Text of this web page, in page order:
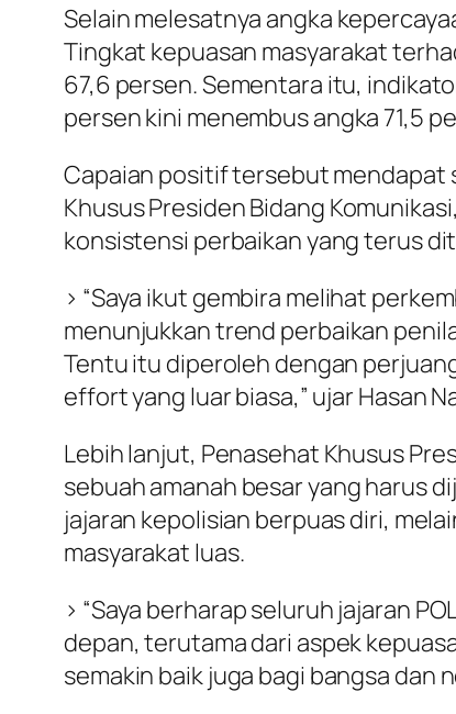
Selain melesatnya angka
Tingkat kepuasan masyarakat
67,6 persen. Sementara itu,
persen kini menembus angka 71,5
Capaian positif tersebut mendapat
Khusus Presiden Bidang
konsistensi perbaikan yang terus
> “Saya ikut gembira melihat
menunjukkan trend perbaikan
Tentu itu diperoleh dengan
effort yang luar biasa,” ujar Hasan
Lebih lanjut, Penasehat Khusus
sebuah amanah besar yang harus
jajaran kepolisian berpuas diri,
masyarakat luas.
> “Saya berharap seluruh jajaran
depan, terutama dari aspek
semakin baik juga bagi bangsa dan